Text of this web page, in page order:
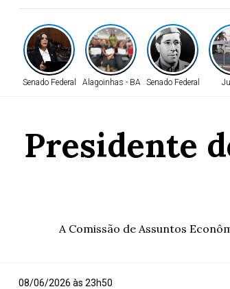
Senado Federal Alagoinhas - BA Senado Federal
Presidente
A Comissão de Assuntos
08/06/2026 às 23h50